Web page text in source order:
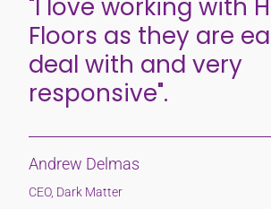
"I love working with
Floors as they are
deal with and very
responsive".
Andrew Delmas
CEO, Dark Matter